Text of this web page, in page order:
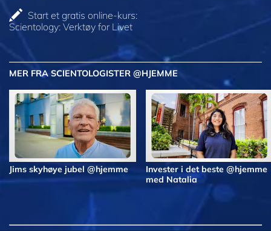
Start et gratis online-kurs:
Scientology: Verktøy for Livet
MER FRA SCIENTOLOGISTER @HJEMME
Jims skyhøye jubel @hjemme
Invester i det beste @hjemme
med Natalia